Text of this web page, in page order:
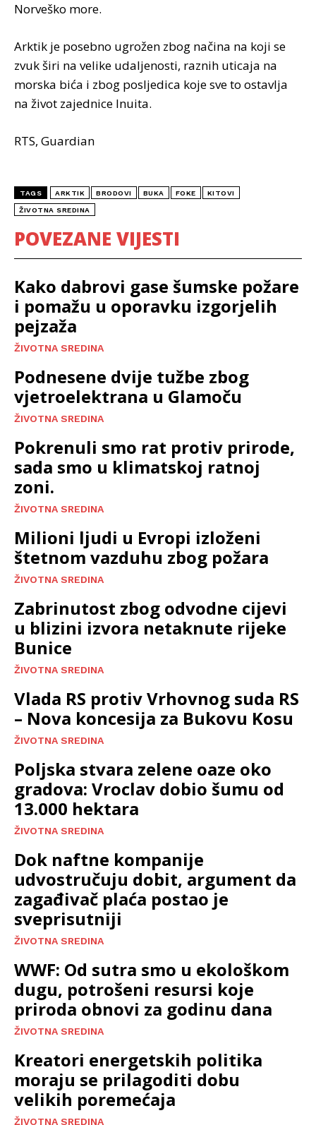
Norveško more.
Arktik je posebno ugrožen zbog načina na koji se
zvuk širi na velike udaljenosti, raznih uticaja na
morska bića i zbog posljedica koje sve to ostavlja
na život zajednice Inuita.
RTS, Guardian
TAGS ARKTIK BRODOVI BUKA FOKE KITOVI
ŽIVOTNA SREDINA
POVEZANE VIJESTI
Kako dabrovi gase šumske požare
i pomažu u oporavku izgorjelih
pejzaža
ŽIVOTNA SREDINA
Podnesene dvije tužbe zbog
vjetroelektrana u Glamoču
ŽIVOTNA SREDINA
Pokrenuli smo rat protiv prirode,
sada smo u klimatskoj ratnoj
zoni.
ŽIVOTNA SREDINA
Milioni ljudi u Evropi izloženi
štetnom vazduhu zbog požara
ŽIVOTNA SREDINA
Zabrinutost zbog odvodne cijevi
u blizini izvora netaknute rijeke
Bunice
ŽIVOTNA SREDINA
Vlada RS protiv Vrhovnog suda RS
– Nova koncesija za Bukovu Kosu
ŽIVOTNA SREDINA
Poljska stvara zelene oaze oko
gradova: Vroclav dobio šumu od
13.000 hektara
ŽIVOTNA SREDINA
Dok naftne kompanije
udvostručuju dobit, argument da
zagađivač plaća postao je
sveprisutniji
ŽIVOTNA SREDINA
WWF: Od sutra smo u ekološkom
dugu, potrošeni resursi koje
priroda obnovi za godinu dana
ŽIVOTNA SREDINA
Kreatori energetskih politika
moraju se prilagoditi dobu
velikih poremećaja
ŽIVOTNA SREDINA